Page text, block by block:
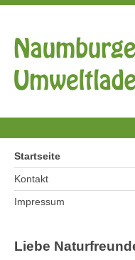
Startseite
Kontakt
Impressum
Liebe